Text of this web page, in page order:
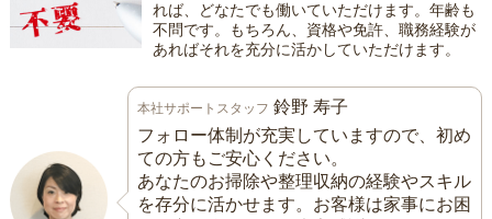
れば、どなたでも働いていただけます。年齢も
不問です。もちろん、資格や免許、職務経験が
あればそれを充分に活かしていただけます。
本社サポートスタッフ 鈴野 寿子
フォロー体制が充実していますので、初め
ての方もご安心ください。
あなたのお掃除や整理収納の経験やスキル
を存分に活かせます。お客様は家事にお困